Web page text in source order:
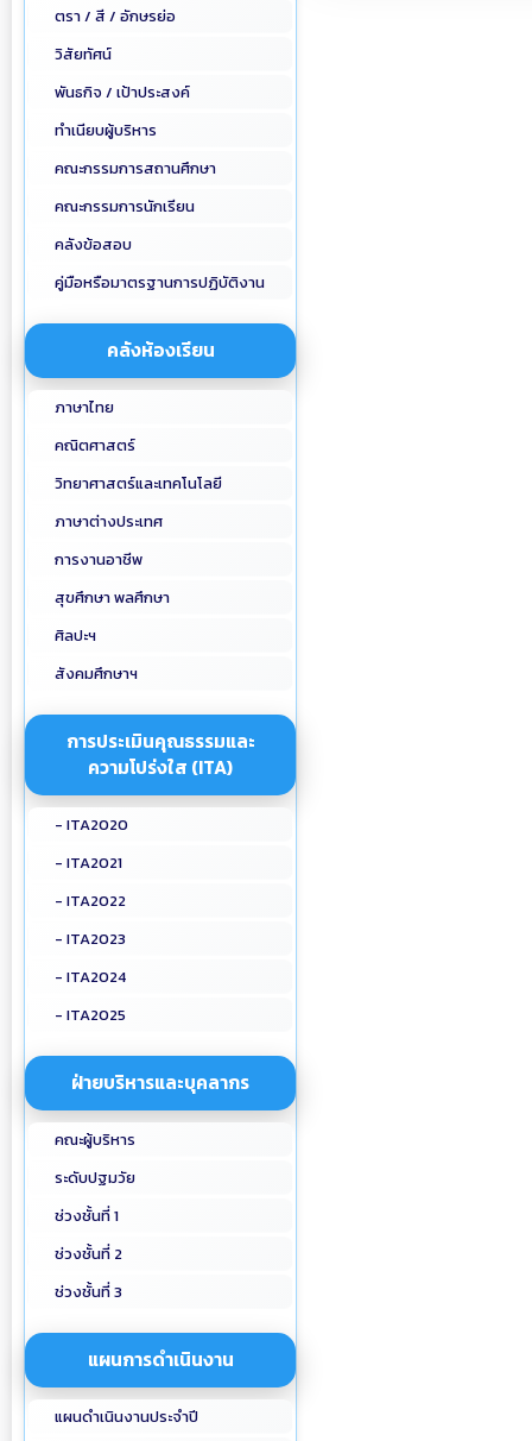
ตรา / สี / อักษรย่อ
วิสัยทัศน์
พันธกิจ / เป้าประสงค์
ทำเนียบผู้บริหาร
คณะกรรมการสถานศึกษา
คณะกรรมการนักเรียน
คลังข้อสอบ
คู่มือหรือมาตรฐานการปฏิบัติงาน
คลังห้องเรียน
ภาษาไทย
คณิตศาสตร์
วิทยาศาสตร์และเทคโนโลยี
ภาษาต่างประเทศ
การงานอาชีพ
สุขศึกษา พลศึกษา
ศิลปะฯ
สังคมศึกษาฯ
การประเมินคุณธรรมและ
ความโปร่งใส (ITA)
- ITA2020
- ITA2021
- ITA2022
- ITA2023
- ITA2024
- ITA2025
ฝ่ายบริหารและบุคลากร
คณะผู้บริหาร
ระดับปฐมวัย
ช่วงชั้นที่ 1
ช่วงชั้นที่ 2
ช่วงชั้นที่ 3
แผนการดำเนินงาน
แผนดำเนินงานประจำปี